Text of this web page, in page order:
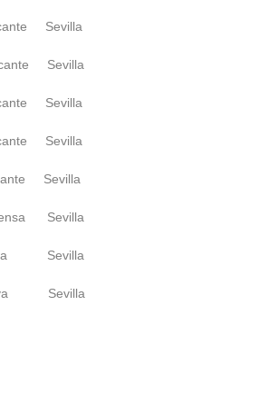
Sevilla
Sevilla
Sevilla
Sevilla
Sevilla
Sevilla
Sevilla
Sevilla